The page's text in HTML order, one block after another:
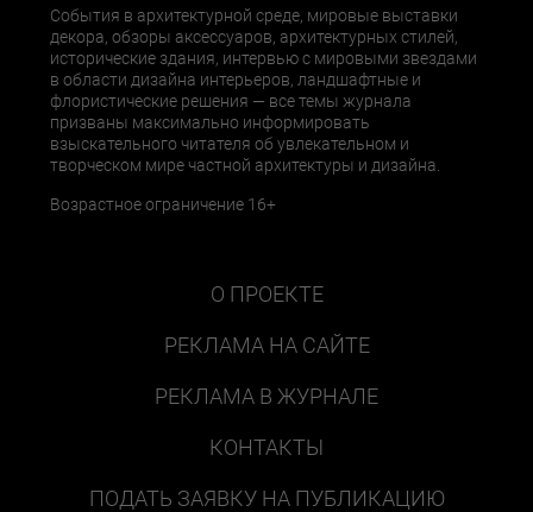
События в архитектурной среде, мировые выставки
декора, обзоры аксессуаров, архитектурных стилей,
исторические здания, интервью с мировыми звездами
в области дизайна интерьеров, ландшафтные и
флористические решения — все темы журнала
призваны максимально информировать
взыскательного читателя об увлекательном и
творческом мире частной архитектуры и дизайна.
Возрастное ограничение 16+
О ПРОЕКТЕ
РЕКЛАМА НА САЙТЕ
РЕКЛАМА В ЖУРНАЛЕ
КОНТАКТЫ
ПОДАТЬ ЗАЯВКУ НА ПУБЛИКАЦИЮ